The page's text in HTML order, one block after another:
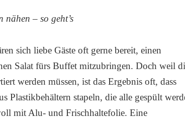
– so geht’s
sich liebe Gäste oft gerne bereit, einen
Salat fürs Buffet mitzubringen. Doch weil
werden müssen, ist das Ergebnis oft, dass
Plastikbehältern stapeln, die alle gespült
mit Alu- und Frischhaltefolie. Eine